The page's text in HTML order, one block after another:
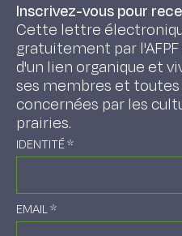
Inscrivez-vous pour
Cette lettre
gratuitement par
d'un lien organique et
ses membres et
concernées par les
prairies.
IDENTITÉ*
EMAIL*